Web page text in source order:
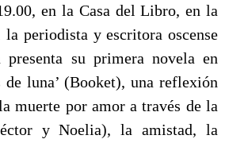
en la Casa del Libro, en la
periodista y escritora oscense
su primera novela en
de luna’ (Booket), una reflexión
muerte por amor a través de la
y Noelia), la amistad, la